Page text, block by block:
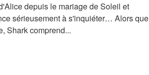
depuis le mariage de Soleil et
sérieusement à s'inquiéter… Alors que
Shark comprend...